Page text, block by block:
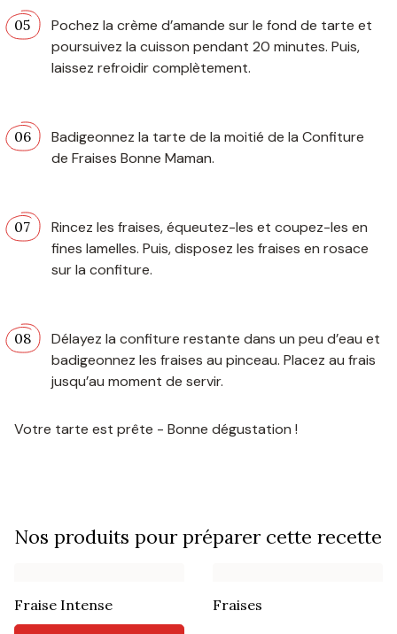
Pochez la crème d’amande sur le fond de tarte et
poursuivez la cuisson pendant 20 minutes. Puis,
laissez refroidir complètement.
Badigeonnez la tarte de la moitié de la Confiture
de Fraises Bonne Maman.
Rincez les fraises, équeutez-les et coupez-les en
fines lamelles. Puis, disposez les fraises en rosace
sur la confiture.
Délayez la confiture restante dans un peu d’eau et
badigeonnez les fraises au pinceau. Placez au frais
jusqu’au moment de servir.
Votre tarte est prête - Bonne dégustation !
Nos produits pour préparer cette recette
Fraise Intense Fraises